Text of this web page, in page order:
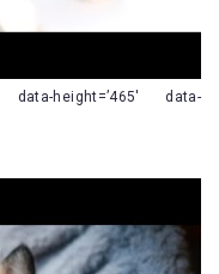
height=’465′ data-